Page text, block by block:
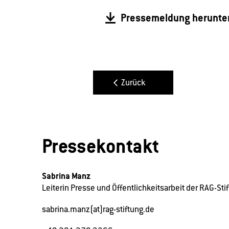
Pressemeldung
Zurück
Pressekontakt
Sabrina Manz
Leiterin Presse und Öffentlichkeitsarbeit der RAG-
sabrina.manz(at)rag-stiftung.de